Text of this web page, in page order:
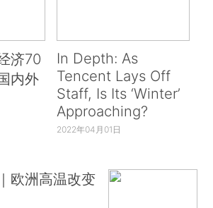
济70
内外
In Depth: As
Tencent Lays Off
Staff, Is Its ‘Winter’
Approaching?
2022年04月01日
欧洲高温改变